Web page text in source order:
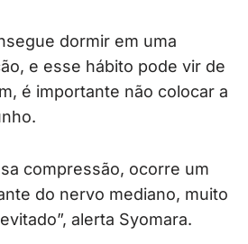
dormir em uma
e esse hábito pode vir de
é importante não colocar a
compressão, ocorre um
do nervo mediano, muito
alerta Syomara.